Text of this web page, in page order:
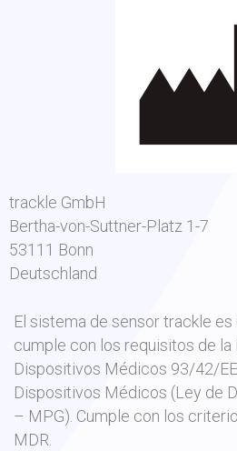
trackle GmbH
Bertha-von-Suttner-Platz 1-7
53111 Bonn
Deutschland
El sistema de sensor trackle
cumple con los requisitos de la
Dispositivos Médicos 93/42/
Dispositivos Médicos (Ley de
– MPG). Cumple con los
MDR.